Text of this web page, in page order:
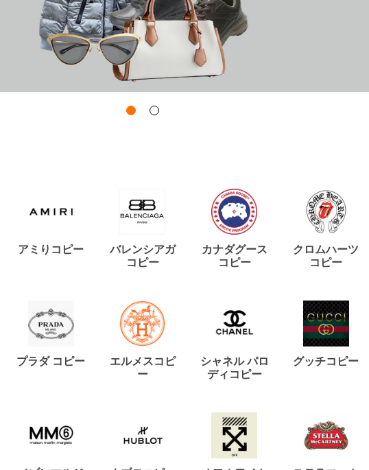
アミりコピー
バレンシアガ
コピー
カナダグース
コピー
クロムハーツ
コピー
プラダ コピー
エルメスコピ
ー
シャネル パロ
ディコピー
グッチコピー